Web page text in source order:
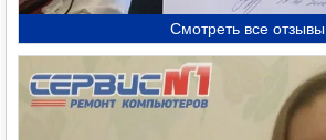
Смотреть все отзывы